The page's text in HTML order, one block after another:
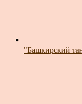
"Башкирский